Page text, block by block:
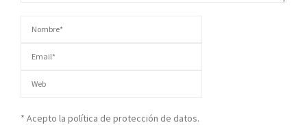
* Acepto la política de protección de datos.